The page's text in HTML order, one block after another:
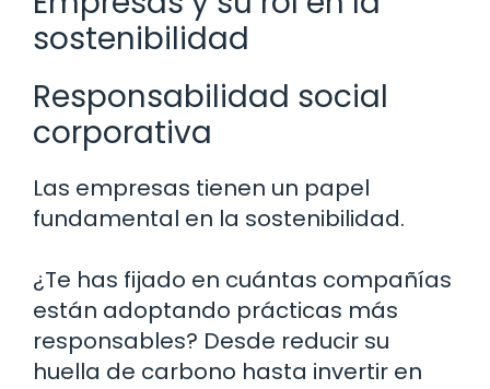
sostenibilidad
Responsabilidad social
corporativa
Las empresas tienen un papel
fundamental en la sostenibilidad.
¿Te has fijado en cuántas compañías
están adoptando prácticas más
responsables? Desde reducir su
huella de carbono hasta invertir en